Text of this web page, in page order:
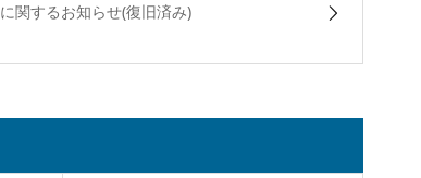
関するお知らせ(復旧済み)